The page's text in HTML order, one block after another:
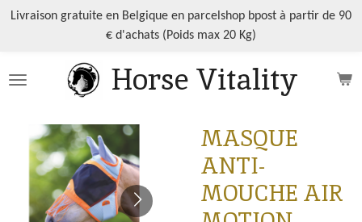
Passer
principal
Horse Vitality
Livraison gratuite en Belgique en parcelshop bpost à partir de 90
€ d'achats (Poids max 20 Kg)
MASQUE
ANTI-
MOUCHE AIR